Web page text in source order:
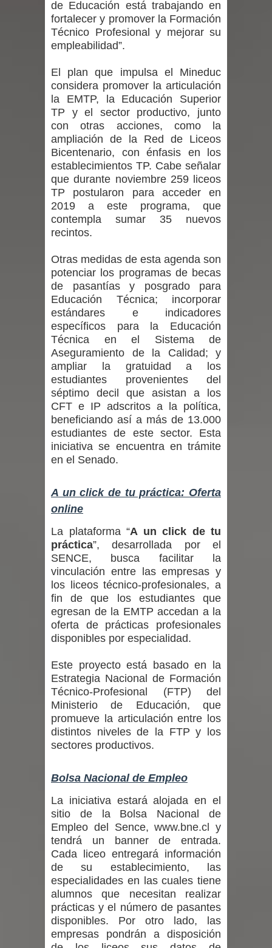
en una función especial para celebrar
el Día de la Niñez
GORE Maule figura tercero a nivel
nacional en gasto por viajes y
traslados con $133 millones
Dos internos intentaron escapar por
un forado desde la cárcel de Talca
Temporal obliga a cerrar
Chancho en Talca tras caída de
ramas cerca de carpas
Miles llegan a la Plaza de Armas de
Talca en el inicio de la Fiesta del
Chancho 2026
Torneo de Asadores reúne a 13
equipos en la Fiesta del Chancho
2026 en Talca
Alerta por hantavirus: expertos piden
Bodas de Oro
Departamento Comunal de Salud de
Curicó desarrollará jornada de
vacunación contra la Influenza y otros
virus respiratorios
Empedrado desarrolló con éxito el
desafío guerreros 2026
de Educación está trabajando en
fortalecer y promover la Formación
Técnico Profesional y mejorar su
empleabilidad”.
El plan que impulsa el Mineduc
considera promover la articulación
la EMTP, la Educación Superior
TP y el sector productivo, junto
con otras acciones, como la
ampliación de la Red de Liceos
Bicentenario, con énfasis en los
establecimientos TP. Cabe señalar
que durante noviembre 259 liceos
TP postularon para acceder en
2019 a este programa, que
contempla sumar 35 nuevos
recintos.
Otras medidas de esta agenda son
potenciar los programas de becas
de pasantías y posgrado para
Educación Técnica; incorporar
estándares e indicadores
específicos para la Educación
Técnica en el Sistema de
Aseguramiento de la Calidad; y
ampliar la gratuidad a los
estudiantes provenientes del
séptimo decil que asistan a los
CFT e IP adscritos a la política,
beneficiando así a más de 13.000
estudiantes de este sector. Esta
iniciativa se encuentra en trámite
en el Senado.
A un click de tu práctica: Oferta
online
La plataforma “A un click de tu
práctica”, desarrollada por el
SENCE, busca facilitar la
vinculación entre las empresas y
los liceos técnico-profesionales, a
fin de que los estudiantes que
egresan de la EMTP accedan a la
oferta de prácticas profesionales
disponibles por especialidad.
Este proyecto está basado en la
Estrategia Nacional de Formación
Técnico-Profesional (FTP) del
Ministerio de Educación, que
promueve la articulación entre los
distintos niveles de la FTP y los
sectores productivos.
Bolsa Nacional de Empleo
La iniciativa estará alojada en el
sitio de la Bolsa Nacional de
Empleo del Sence,www.bne.cl
y
tendrá un banner de entrada.
Cada liceo entregará información
de su establecimiento, las
especialidades en las cuales tiene
alumnos que necesitan realizar
prácticas y el número de pasantes
disponibles. Por otro lado, las
empresas pondrán a disposición